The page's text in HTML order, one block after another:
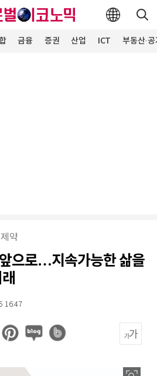
금융 증권 산업 ICT 부동산·
제약
으로…지속가능한 삶을
16:47